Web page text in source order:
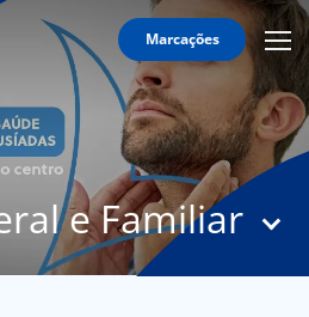
Marcações
Icon
e Familiar